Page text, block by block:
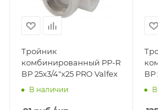
Тройник
комбинированный PP-R
ВР 25х3/4"х25 PRO Valfex
В наличии
ВР